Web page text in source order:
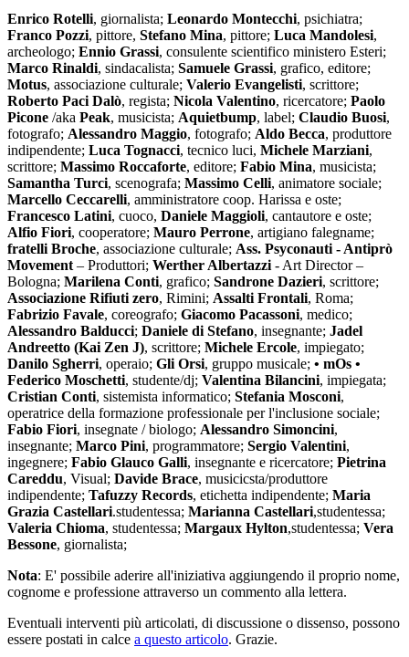
Enrico Rotelli, giornalista; Leonardo Montecchi, psichiatra;
Franco Pozzi, pittore, Stefano Mina, pittore; Luca Mandolesi,
archeologo; Ennio Grassi, consulente scientifico ministero Esteri;
Marco Rinaldi, sindacalista; Samuele Grassi, grafico, editore;
Motus, associazione culturale; Valerio Evangelisti, scrittore;
Roberto Paci Dalò, regista; Nicola Valentino, ricercatore; Paolo
Picone /aka Peak, musicista; Aquietbump, label; Claudio Buosi,
fotografo; Alessandro Maggio, fotografo; Aldo Becca, produttore
indipendente; Luca Tognacci, tecnico luci, Michele Marziani,
scrittore; Massimo Roccaforte, editore; Fabio Mina, musicista;
Samantha Turci, scenografa; Massimo Celli, animatore sociale;
Marcello Ceccarelli, amministratore coop. Harissa e oste;
Francesco Latini, cuoco, Daniele Maggioli, cantautore e oste;
Alfio Fiori, cooperatore; Mauro Perrone, artigiano falegname;
fratelli Broche, associazione culturale; Ass. Psyconauti - Antiprò
Movement – Produttori; Werther Albertazzi - Art Director –
Bologna; Marilena Conti, grafico; Sandrone Dazieri, scrittore;
Associazione Rifiuti zero, Rimini; Assalti Frontali, Roma;
Fabrizio Favale, coreografo; Giacomo Pacassoni, medico;
Alessandro Balducci; Daniele di Stefano, insegnante; Jadel
Andreetto (Kai Zen J), scrittore; Michele Ercole, impiegato;
Danilo Sgherri, operaio; Gli Orsi, gruppo musicale; • mOs •
Federico Moschetti, studente/dj; Valentina Bilancini, impiegata;
Cristian Conti, sistemista informatico; Stefania Mosconi,
operatrice della formazione professionale per l'inclusione sociale;
Fabio Fiori, insegnate / biologo; Alessandro Simoncini,
insegnante; Marco Pini, programmatore; Sergio Valentini,
ingegnere; Fabio Glauco Galli, insegnante e ricercatore; Pietrina
Careddu, Visual; Davide Brace, musicicsta/produttore
indipendente; Tafuzzy Records, etichetta indipendente; Maria
Grazia Castellari.studentessa; Marianna Castellari,studentessa;
Valeria Chioma, studentessa; Margaux Hylton,studentessa; Vera
Bessone, giornalista;
Nota: E' possibile aderire all'iniziativa aggiungendo il proprio nome,
cognome e professione attraverso un commento alla lettera.
Eventuali interventi più articolati, di discussione o dissenso, possono
essere postati in calce a questo articolo. Grazie.